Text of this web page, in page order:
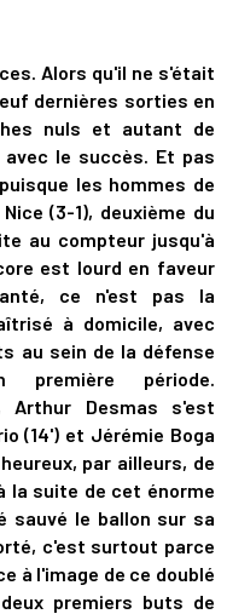
Alors qu'il ne s'était
dernières sorties en
nuls et autant de
le succès. Et pas
les hommes de
(3-1), deuxième du
au compteur jusqu'à
est lourd en faveur
ce n'est pas la
à domicile, avec
au sein de la défense
première période.
Arthur Desmas s'est
(14') et Jérémie Boga
par ailleurs, de
la suite de cet énorme
sauvé le ballon sur sa
c'est surtout parce
à l'image de ce doublé
premiers buts de